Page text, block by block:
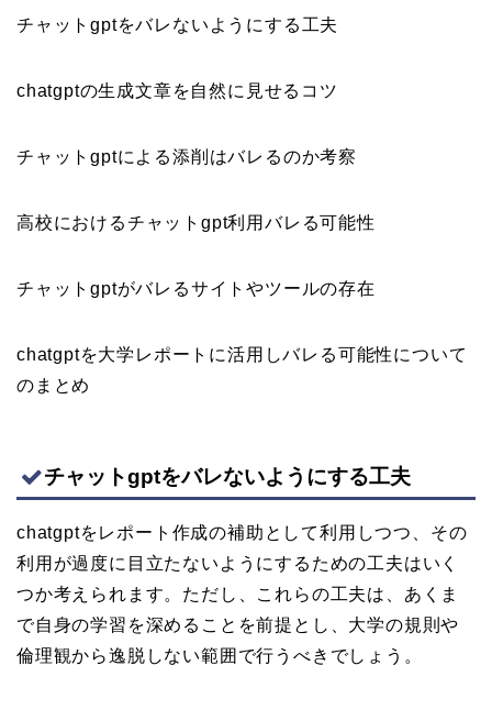
チャットgptをバレないようにする工夫
chatgptの生成文章を自然に見せるコツ
チャットgptによる添削はバレるのか考察
高校におけるチャットgpt利用バレる可能性
チャットgptがバレるサイトやツールの存在
chatgptを大学レポートに活用しバレる可能性について
のまとめ
チャットgptをバレないようにする工夫
chatgptをレポート作成の補助として利用しつつ、その
利用が過度に目立たないようにするための工夫はいく
つか考えられます。ただし、これらの工夫は、あくま
で自身の学習を深めることを前提とし、大学の規則や
倫理観から逸脱しない範囲で行うべきでしょう。